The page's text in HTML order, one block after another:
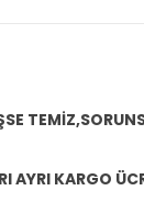
AYRI KARGO